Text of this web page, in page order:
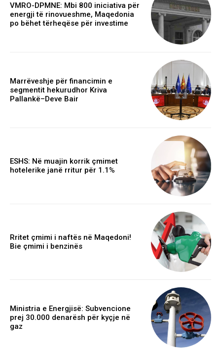
VMRO-DPMNE: Mbi 800 iniciativa për
energji të rinovueshme, Maqedonia
po bëhet tërheqëse për investime
Marrëveshje për financimin e
segmentit hekurudhor Kriva
Pallankë–Deve Bair
ESHS: Në muajin korrik çmimet
hotelerike janë rritur për 1.1%
Rritet çmimi i naftës në Maqedoni!
Bie çmimi i benzinës
Ministria e Energjisë: Subvencione
prej 30.000 denarësh për kyçje në
gaz